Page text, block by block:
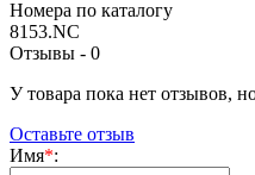
Номера по каталогу
8153.NC
Отзывы - 0
У товара пока нет отзывов,
Оставьте отзыв
Имя*: